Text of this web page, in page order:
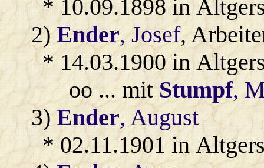
* 10.09.1898 in
2)Ender, Josef,
* 14.03.1900 in
oo ... mit Stumpf,
3)Ender, August
* 02.11.1901 in